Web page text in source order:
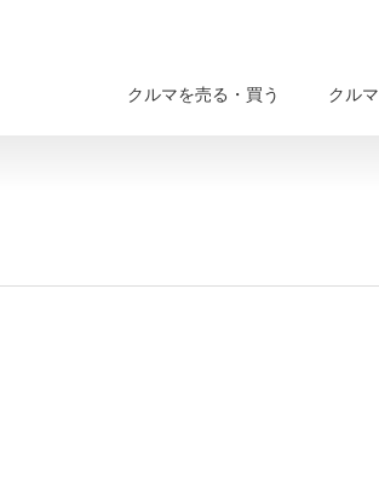
クルマを売る・買う クル